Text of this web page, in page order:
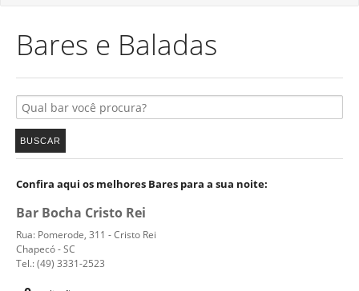
Bares e Baladas
Confira aqui os melhores Bares para a sua noite:
Bar Bocha Cristo Rei
Rua: Pomerode, 311 - Cristo Rei
Chapecó - SC
Tel.: (49) 3331-2523